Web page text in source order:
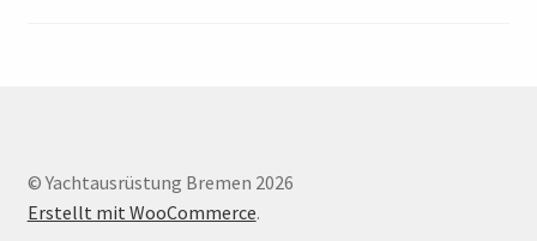
© Yachtausrüstung Bremen 2026
Erstellt mit WooCommerce.